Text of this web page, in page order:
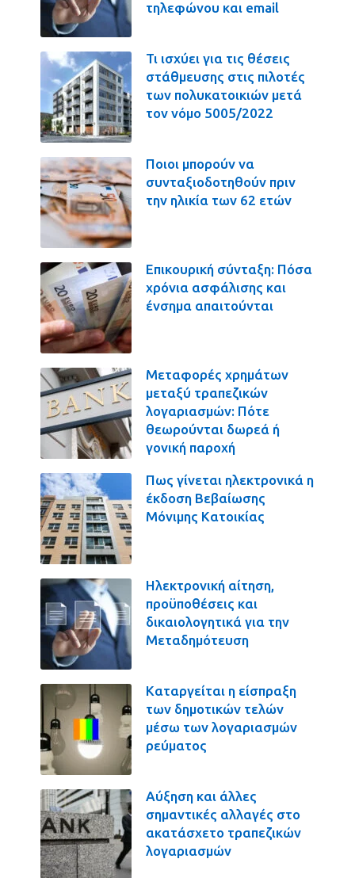
τηλεφώνου και email
Τι ισχύει για τις θέσεις
στάθμευσης στις πιλοτές
των πολυκατοικιών μετά
τον νόμο 5005/2022
Ποιοι μπορούν να
συνταξιοδοτηθούν πριν
την ηλικία των 62 ετών
Επικουρική σύνταξη: Πόσα
χρόνια ασφάλισης και
ένσημα απαιτούνται
Μεταφορές χρημάτων
μεταξύ τραπεζικών
λογαριασμών: Πότε
θεωρούνται δωρεά ή
γονική παροχή
Πως γίνεται ηλεκτρονικά η
έκδοση Βεβαίωσης
Μόνιμης Κατοικίας
Ηλεκτρονική αίτηση,
προϋποθέσεις και
δικαιολογητικά για την
Μεταδημότευση
Καταργείται η είσπραξη
των δημοτικών τελών
μέσω των λογαριασμών
ρεύματος
Αύξηση και άλλες
σημαντικές αλλαγές στο
ακατάσχετο τραπεζικών
λογαριασμών